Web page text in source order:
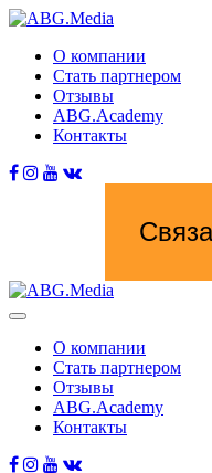
О компании
Стать партнером
Отзывы
ABG.Academy
Контакты
О компании
Стать партнером
Отзывы
ABG.Academy
Контакты